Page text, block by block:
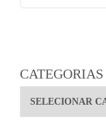
CATEGORIAS